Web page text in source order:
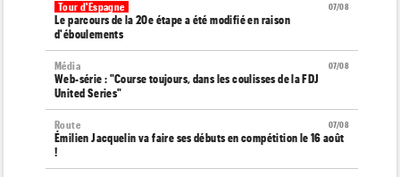
07/08
Tour d'Espagne
Le parcours de la 20e étape a été modifié en raison
d'éboulements
07/08
Média
Web-série : "Course toujours, dans les coulisses de la FDJ
United Series"
07/08
Route
Émilien Jacquelin va faire ses débuts en compétition le 16 août
!